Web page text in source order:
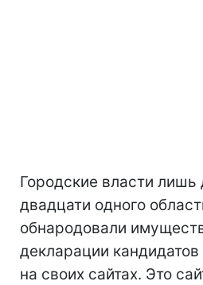
Городские власти лишь
двадцати одного
обнародовали
декларации
на своих сайтах. Это